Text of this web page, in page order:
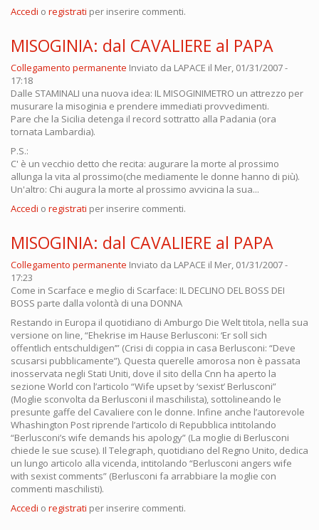
Accedi o registrati per inserire commenti.
MISOGINIA: dal CAVALIERE al PAPA
Collegamento permanente Inviato da LAPACE il Mer, 01/31/2007 -
17:18
Dalle STAMINALI una nuova idea: IL MISOGINIMETRO un attrezzo per
musurare la misoginia e prendere immediati provvedimenti.
Pare che la Sicilia detenga il record sottratto alla Padania (ora
tornata Lambardia).
P.S.:
C' è un vecchio detto che recita: augurare la morte al prossimo
allunga la vita al prossimo(che mediamente le donne hanno di più).
Un'altro: Chi augura la morte al prossimo avvicina la sua...
Accedi o registrati per inserire commenti.
MISOGINIA: dal CAVALIERE al PAPA
Collegamento permanente Inviato da LAPACE il Mer, 01/31/2007 -
17:23
Come in Scarface e meglio di Scarface: IL DECLINO DEL BOSS DEI
BOSS parte dalla volontà di una DONNA
Restando in Europa il quotidiano di Amburgo Die Welt titola, nella sua
versione on line, “Ehekrise im Hause Berlusconi: ‘Er soll sich
offentlich entschuldigen’” (Crisi di coppia in casa Berlusconi: “Deve
scusarsi pubblicamente”). Questa querelle amorosa non è passata
inosservata negli Stati Uniti, dove il sito della Cnn ha aperto la
sezione World con l’articolo “Wife upset by ‘sexist’ Berlusconi”
(Moglie sconvolta da Berlusconi il maschilista), sottolineando le
presunte gaffe del Cavaliere con le donne. Infine anche l’autorevole
Whashington Post riprende l’articolo di Repubblica intitolando
“Berlusconi’s wife demands his apology” (La moglie di Berlusconi
chiede le sue scuse). Il Telegraph, quotidiano del Regno Unito, dedica
un lungo articolo alla vicenda, intitolando “Berlusconi angers wife
with sexist comments” (Berlusconi fa arrabbiare la moglie con
commenti maschilisti).
Accedi o registrati per inserire commenti.